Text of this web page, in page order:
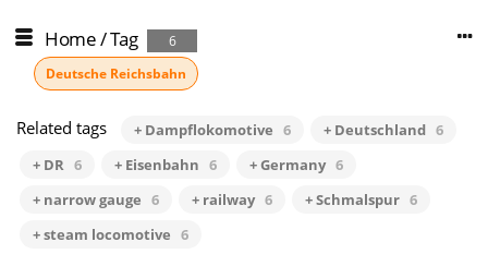
Home/Tag
6
Deutsche Reichsbahn
Related tags + Dampflokomotive 6 + Deutschland 6
+ DR 6 + Eisenbahn 6 + Germany 6
+ narrow gauge 6 + railway 6 + Schmalspur 6
+ steam locomotive 6